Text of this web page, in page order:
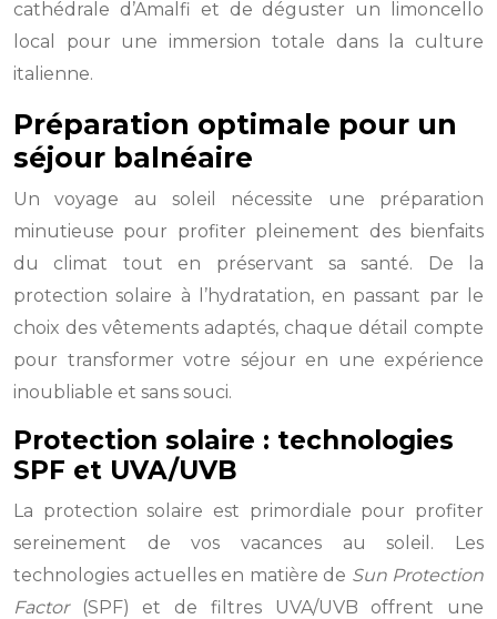
cathédrale d’Amalfi et de déguster un limoncello
local pour une immersion totale dans la culture
italienne.
Préparation optimale pour un
séjour balnéaire
Un voyage au soleil nécessite une préparation
minutieuse pour profiter pleinement des bienfaits
du climat tout en préservant sa santé. De la
protection solaire à l’hydratation, en passant par le
choix des vêtements adaptés, chaque détail compte
pour transformer votre séjour en une expérience
inoubliable et sans souci.
Protection solaire : technologies
SPF et UVA/UVB
La protection solaire est primordiale pour profiter
sereinement de vos vacances au soleil. Les
technologies actuelles en matière de Sun Protection
Factor
(SPF) et de filtres UVA/UVB offrent une